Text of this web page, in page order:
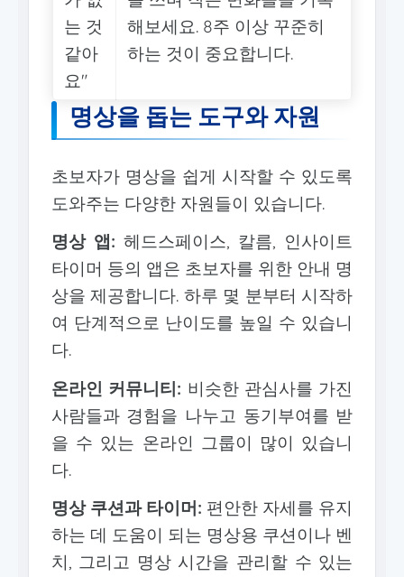
는 것
같아
요"
해보세요. 8주 이상 꾸준히
하는 것이 중요합니다.
명상을 돕는 도구와 자원
초보자가 명상을 쉽게 시작할 수 있도록
도와주는 다양한 자원들이 있습니다.
명상 앱: 헤드스페이스, 칼름, 인사이트
타이머 등의 앱은 초보자를 위한 안내 명
상을 제공합니다. 하루 몇 분부터 시작하
여 단계적으로 난이도를 높일 수 있습니
다.
온라인 커뮤니티: 비슷한 관심사를 가진
사람들과 경험을 나누고 동기부여를 받
을 수 있는 온라인 그룹이 많이 있습니
다.
명상 쿠션과 타이머: 편안한 자세를 유지
하는 데 도움이 되는 명상용 쿠션이나 벤
치, 그리고 명상 시간을 관리할 수 있는